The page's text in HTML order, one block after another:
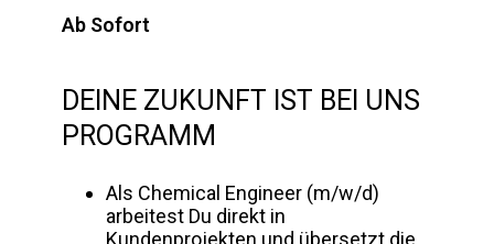
Ab Sofort
DEINE ZUKUNFT IST BEI UNS
PROGRAMM
Als Chemical Engineer (m/w/d)
arbeitest Du direkt in
Kundenprojekten und übersetzt die